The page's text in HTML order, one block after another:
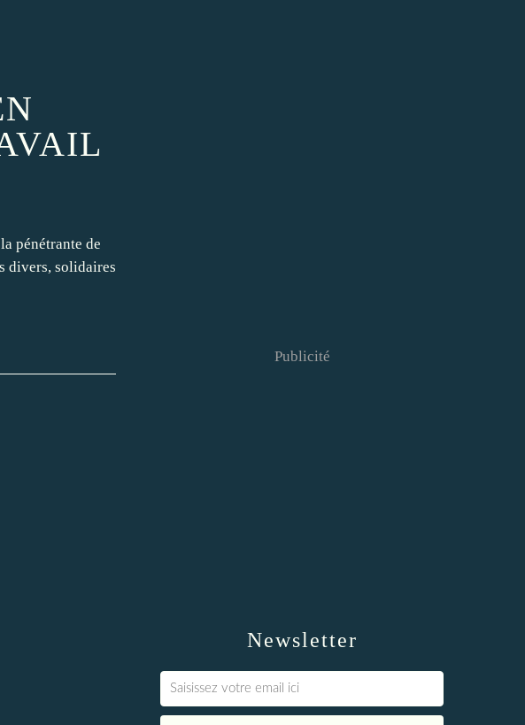
pénétrante de
divers, solidaires
Newsletter
Publicité